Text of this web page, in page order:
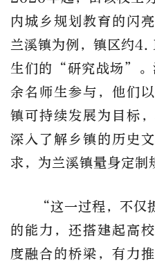
内城乡规划教育的闪
兰溪镇为例，镇区约
生们的“研究战场”。
余名师生参与，他们
镇可持续发展为目标
深入了解乡镇的历史
求，为兰溪镇量身定制
“这一过程，不仅
的能力，还搭建起高
度融合的桥梁，有力